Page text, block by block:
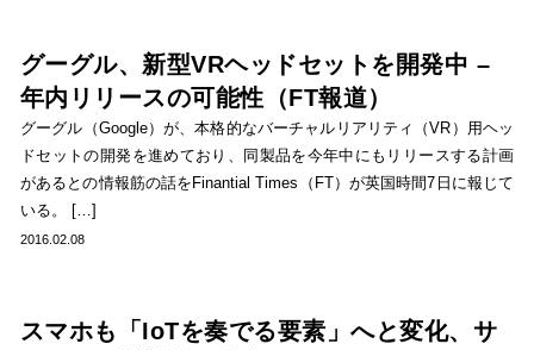
グーグル、新型VRヘッドセットを開発中 –
年内リリースの可能性（FT報道）
グーグル（Google）が、本格的なバーチャルリアリティ（VR）用ヘッ
ドセットの開発を進めており、同製品を今年中にもリリースする計画
があるとの情報筋の話をFinantial Times（FT）が英国時間7日に報じて
いる。 […]
2016.02.08
スマホも「IoTを奏でる要素」へと変化、サ